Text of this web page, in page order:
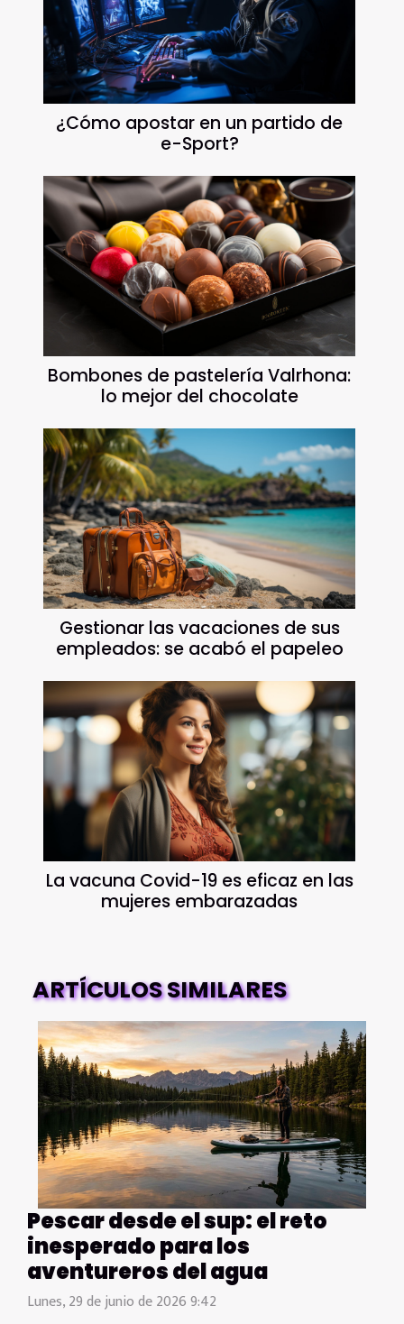
¿Cómo apostar en un partido de
e-Sport?
Bombones de pastelería Valrhona:
lo mejor del chocolate
Gestionar las vacaciones de sus
empleados: se acabó el papeleo
La vacuna Covid-19 es eficaz en las
mujeres embarazadas
ARTÍCULOS SIMILARES
Pescar desde el sup: el reto
inesperado para los
aventureros del agua
Lunes, 29 de junio de 2026 9:42